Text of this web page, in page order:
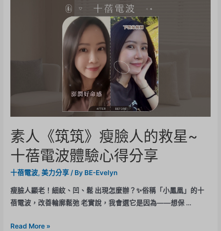
素人《筑筑》瘦臉人的救星~
十蓓電波體驗心得分享
十蓓電波,美力分享/ By BE-Evelyn
瘦臉人顯老！細紋、凹、鬆 出現怎麼辦？✨俗稱「小鳳凰」的十
蓓電波，改善輪廓鬆弛 老實說，我會選它是因為——想保 …
Read More »